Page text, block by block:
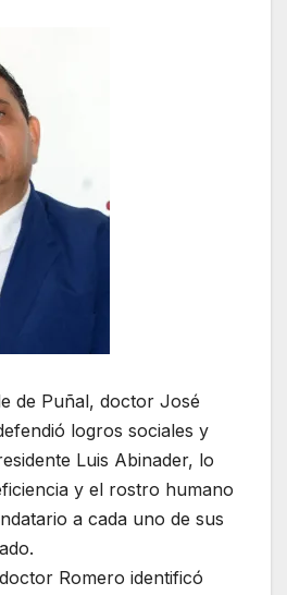
de Puñal, doctor José
logros sociales y
Luis Abinader, lo
y el rostro humano
a cada uno de sus
Romero identificó